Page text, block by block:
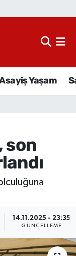
Yaşam
son
14.11.2025 - 23:35
GÜNCELLEME